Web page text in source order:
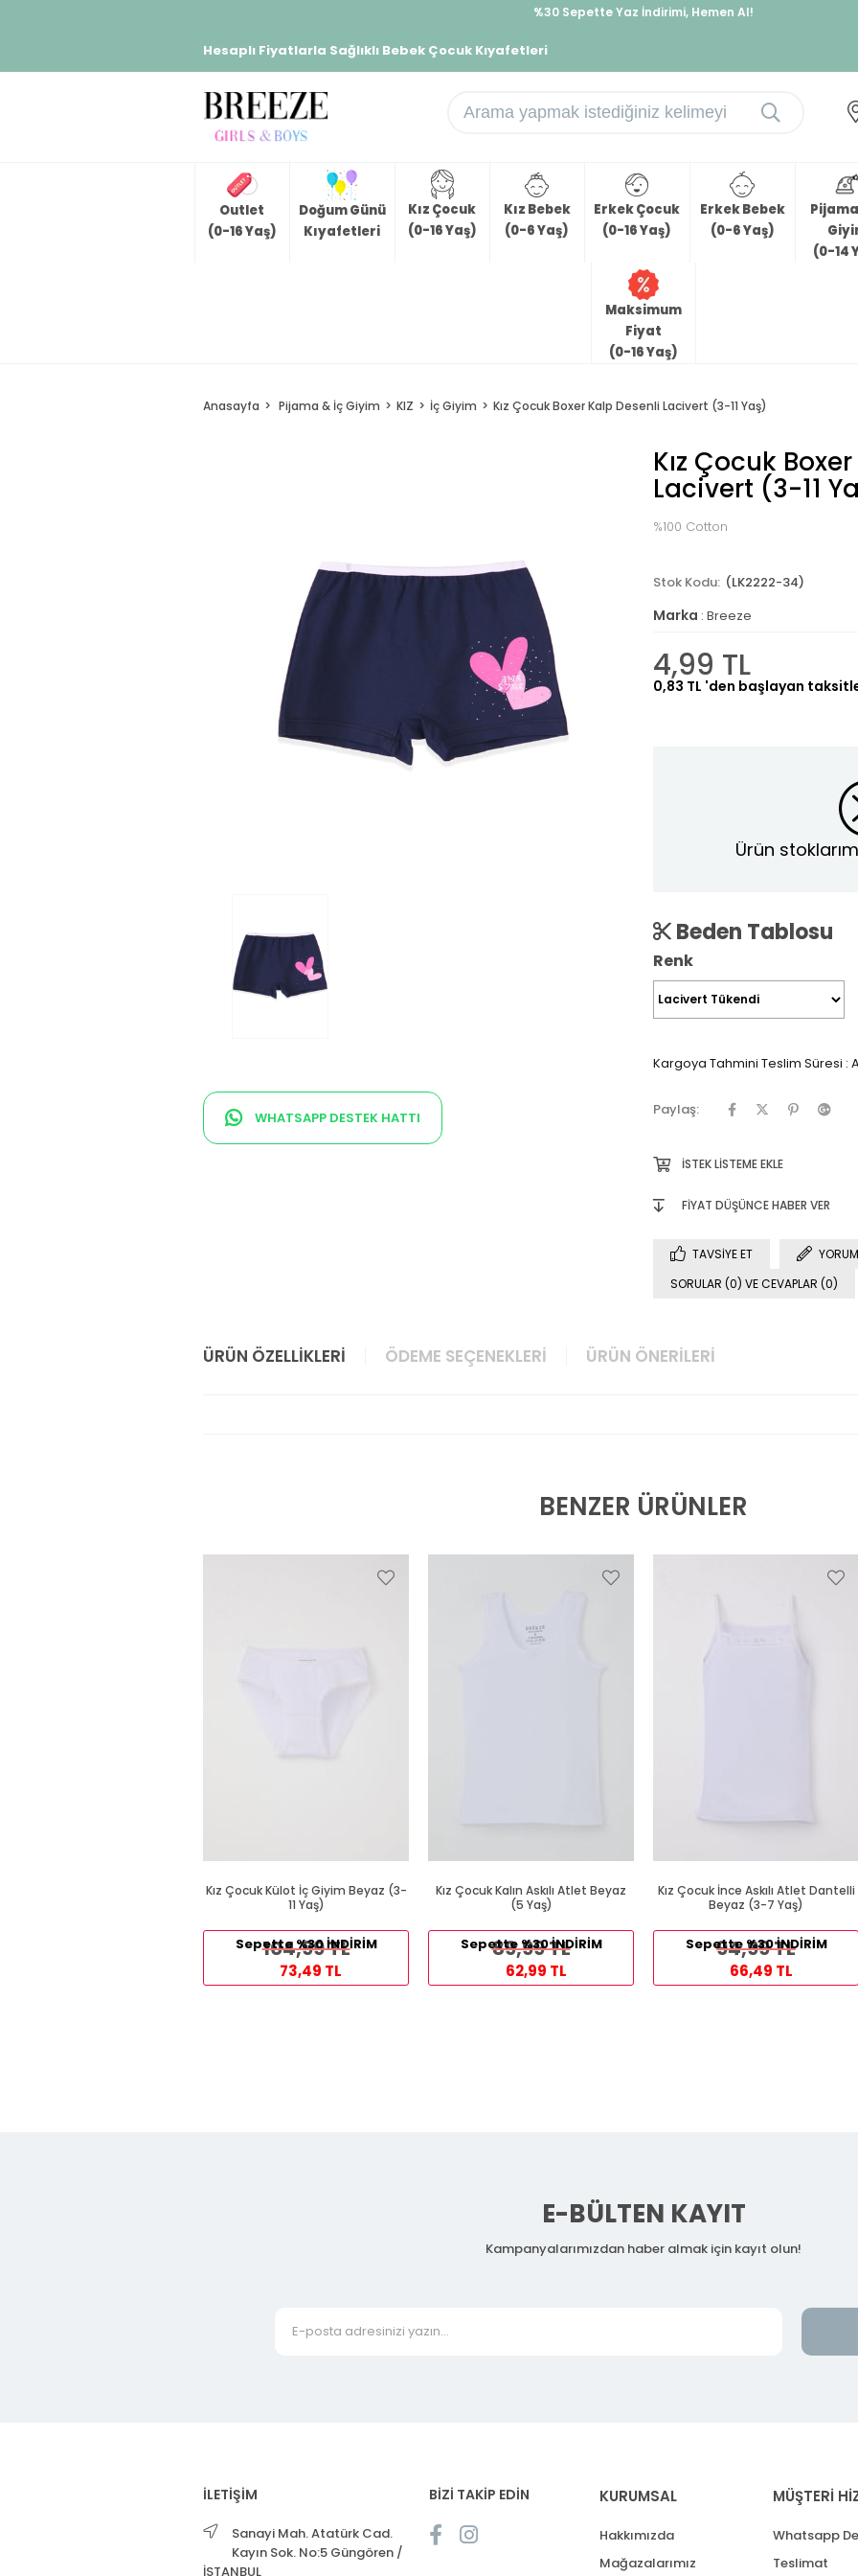
%30 Sepette Yaz İndirimi, Hemen Al!
Hesaplı Fiyatlarla Sağlıklı Bebek Çocuk Kıyafetleri
Outlet
(0-16 Yaş)
Doğum Günü
Kıyafetleri
Kız Çocuk
(0-16 Yaş)
Kız Bebek
(0-6 Yaş)
Erkek Çocuk
(0-16 Yaş)
Erkek Bebek
(0-6 Yaş)
(0-14
Maksimum
Fiyat
(0-16 Yaş)
Anasayfa Pijama & İç Giyim KIZ İç Giyim Kız Çocuk Boxer Kalp Desenli Lacivert (3-11 Yaş)
WHATSAPP DESTEK HATTI
Kız Çocuk
Lacivert (3-11
%100 Cotton
(LK2222-34)
Marka : Breeze
4,99 TL
0,83 TL 'den başlayan
Ürün
Beden Tablosu
Renk
Kargoya Tahmini Teslim Süresi :
Paylaş:
İSTEK LISTEME EKLE
FIYAT DÜŞÜNCE HABER VER
TAVSIYE ET
SORULAR (0) VE CEVAPLAR (0)
ÜRÜN ÖZELLIKLERI ÖDEME SEÇENEKLERI ÜRÜN ÖNERILERI
BENZER ÜRÜNLER
Kız Çocuk Külot İç Giyim Beyaz (3-
11 Yaş)
104,99 TL
Sepette %30 İNDİRİM
73,49 TL
Kız Çocuk Kalın Askılı Atlet Beyaz
(5 Yaş)
89,99 TL
Sepette %30 İNDİRİM
62,99 TL
Kız Çocuk İnce Askılı Atlet Dantelli
Beyaz (3-7 Yaş)
94,99 TL
Sepette %30 İNDİRİM
66,49 TL
E-BÜLTEN KAYIT
Kampanyalarımızdan haber almak için kayıt olun!
İLETİŞİM
Sanayi Mah. Atatürk Cad.
Kayın Sok. No:5 Güngören /
İSTANBUL
BİZİ TAKİP EDİN KURUMSAL
Hakkımızda
Mağazalarımız
MÜŞTERİ
Whatsapp
Teslimat